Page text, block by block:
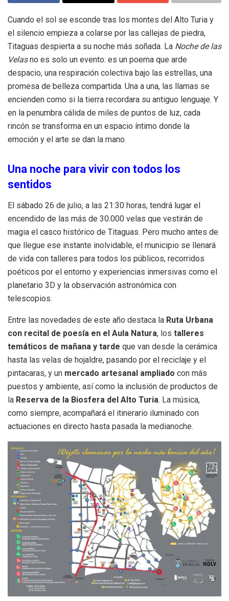
Cuando el sol se esconde tras los montes del Alto Turia y
el silencio empieza a colarse por las callejas de piedra,
Titaguas despierta a su noche más soñada. La Noche de las
Velasno es solo un evento: es un poema que arde
despacio, una respiración colectiva bajo las estrellas, una
promesa de belleza compartida. Una a una, las llamas se
encienden como si la tierra recordara su antiguo lenguaje. Y
en la penumbra cálida de miles de puntos de luz, cada
rincón se transforma en un espacio íntimo donde la
emoción y el arte se dan la mano.
Una noche para vivir con todos los
sentidos
El sábado 26 de julio, a las 21:30 horas, tendrá lugar el
encendido de las más de 30.000 velas que vestirán de
magia el casco histórico de Titaguas. Pero mucho antes de
que llegue ese instante inolvidable, el municipio se llenará
de vida con talleres para todos los públicos, recorridos
poéticos por el entorno y experiencias inmersivas como el
planetario 3D y la observación astronómica con
telescopios.
Entre las novedades de este año destaca la Ruta Urbana
con recital de poesía en el Aula Natura, los talleres
temáticos de mañana y tarde que van desde la cerámica
hasta las velas de hojaldre, pasando por el reciclaje y el
pintacaras, y un mercado artesanal ampliado con más
puestos y ambiente, así como la inclusión de productos de
la Reserva de la Biosfera del Alto Turia. La música,
como siempre, acompañará el itinerario iluminado con
actuaciones en directo hasta pasada la medianoche.